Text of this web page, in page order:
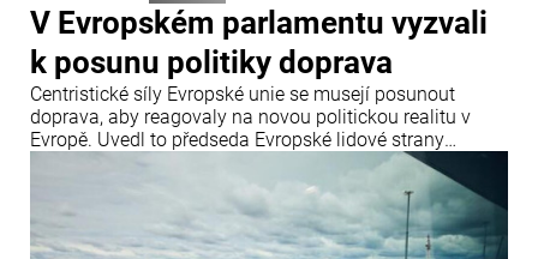
V Evropském parlamentu vyzvali
k posunu politiky doprava
Centristické síly Evropské unie se musejí posunout
doprava, aby reagovaly na novou politickou realitu v
Evropě. Uvedl to předseda Evropské lidové strany